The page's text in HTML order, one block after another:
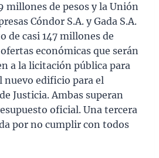
millones de pesos y la Unión
Cóndor S.A. y Gada S.A.
de casi 147 millones de
económicas que serán
a la licitación pública para
nuevo edificio para el
Justicia. Ambas superan
oficial. Una tercera
por no cumplir con todos